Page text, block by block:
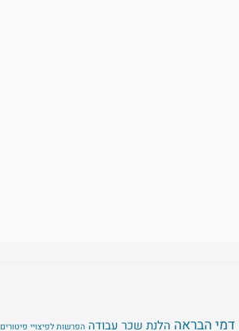
דמי הבראה הלנת שכר עבודה הפרשות לפיצויי פיטורים